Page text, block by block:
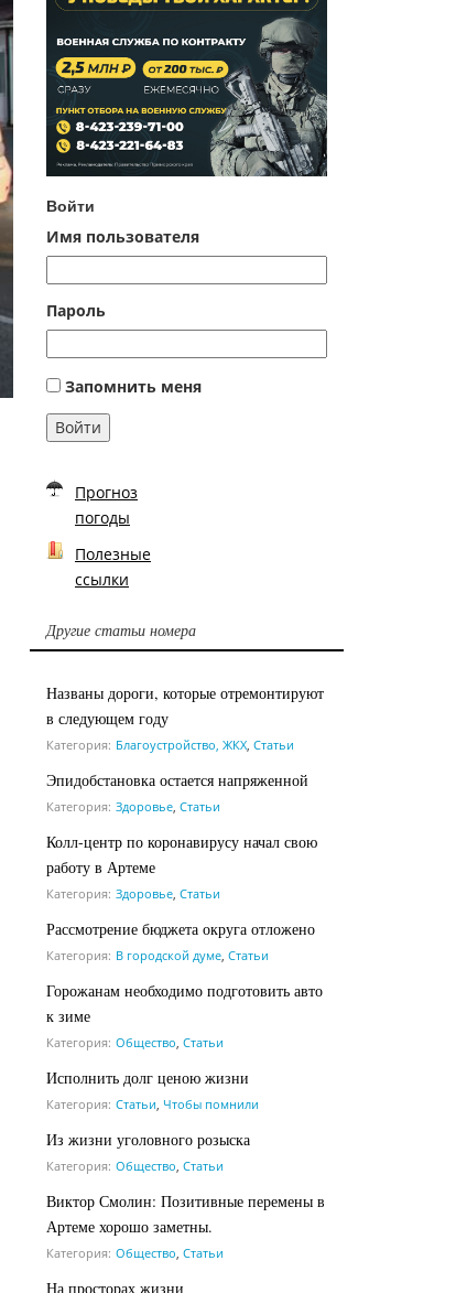
Войти
Имя пользователя
Пароль
Запомнить меня
Войти
Прогноз
погоды
Полезные
ссылки
Другие статьи номера
Названы дороги, которые отремонтируют
в следующем году
Категория: Благоустройство, ЖКХ Статьи
Эпидобстановка остается напряженной
Категория: Здоровье Статьи
Колл-центр по коронавирусу начал свою
работу в Артеме
Категория: Здоровье Статьи
Рассмотрение бюджета округа отложено
Категория: В городской думе Статьи
Горожанам необходимо подготовить авто
к зиме
Категория: Общество Статьи
Исполнить долг ценою жизни
Категория: Статьи Чтобы помнили
Из жизни уголовного розыска
Категория: Общество Статьи
Виктор Смолин: Позитивные перемены в
Артеме хорошо заметны.
Категория: Общество Статьи
На просторах жизни